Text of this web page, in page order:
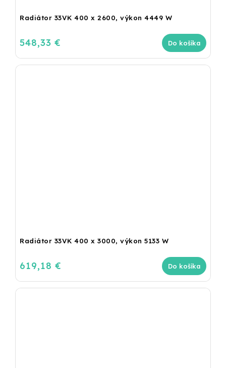
Radiátor 33VK 400 x 2600, výkon 4449 W
548,33 € Do košíka
Radiátor 33VK 400 x 3000, výkon 5133 W
619,18 € Do košíka